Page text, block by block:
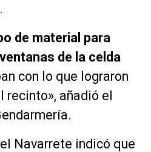
de material para
de la celda
con lo que lograron
recinto», añadió el
Navarrete indicó que